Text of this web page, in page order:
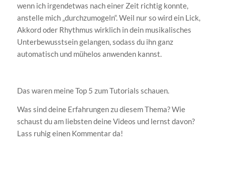
wenn ich irgendetwas nach einer Zeit richtig konnte,
anstelle mich „durchzumogeln“. Weil nur so wird ein Lick,
Akkord oder Rhythmus wirklich in dein musikalisches
Unterbewusstsein gelangen, sodass du ihn ganz
automatisch und mühelos anwenden kannst.
Das waren meine Top 5 zum Tutorials schauen.
Was sind deine Erfahrungen zu diesem Thema? Wie
schaust du am liebsten deine Videos und lernst davon?
Lass ruhig einen Kommentar da!